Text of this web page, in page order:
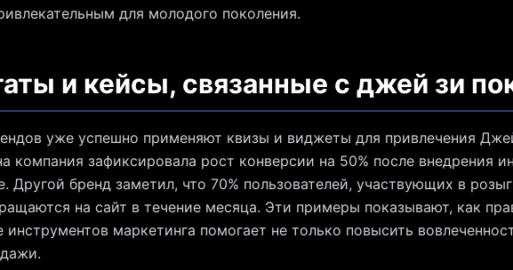
для молодого поколения.
и кейсы, связанные с джей зи
уже успешно применяют квизы и виджеты для привлечения
компания зафиксировала рост конверсии на 50% после внедрения
Другой бренд заметил, что 70% пользователей, участвующих в
на сайт в течение месяца. Эти примеры показывают, как
инструментов маркетинга помогает не только повысить